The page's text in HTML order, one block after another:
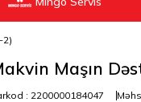
2)
Maşın
: 2200000184047